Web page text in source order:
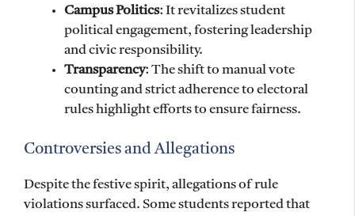
Campus Politics: It revitalizes student
political engagement, fostering leadership
and civic responsibility.
Transparency: The shift to manual vote
counting and strict adherence to electoral
rules highlight efforts to ensure fairness.
Controversies and Allegations
Despite the festive spirit, allegations of rule
violations surfaced. Some students reported that